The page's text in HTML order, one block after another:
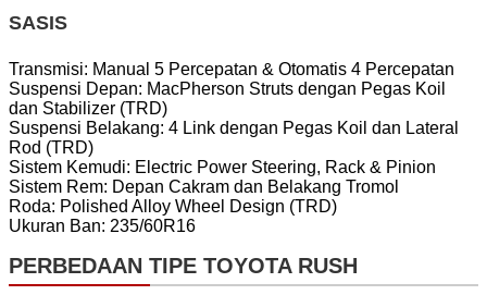
SASIS
Transmisi: Manual 5 Percepatan & Otomatis 4 Percepatan
Suspensi Depan: MacPherson Struts dengan Pegas Koil
dan Stabilizer (TRD)
Suspensi Belakang: 4 Link dengan Pegas Koil dan Lateral
Rod (TRD)
Sistem Kemudi: Electric Power Steering, Rack & Pinion
Sistem Rem: Depan Cakram dan Belakang Tromol
Roda: Polished Alloy Wheel Design (TRD)
Ukuran Ban: 235/60R16
PERBEDAAN TIPE TOYOTA RUSH